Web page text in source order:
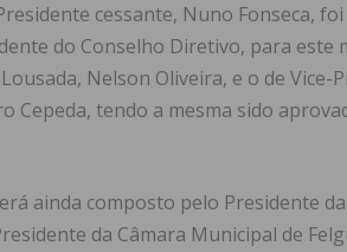
cessante, Nuno Fonseca,
do Conselho Diretivo, para este
Nelson Oliveira, e o de Vice-
Cepeda, tendo a mesma sido
ainda composto pelo Presidente
da Câmara Municipal de